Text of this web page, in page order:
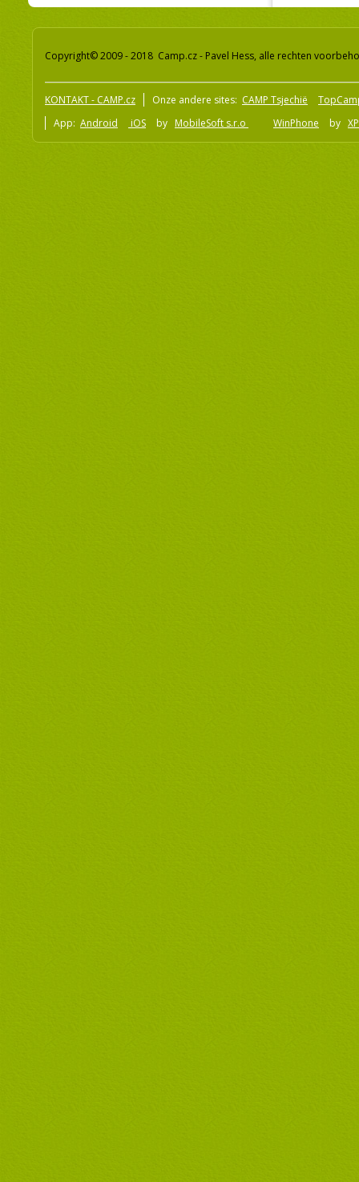
Copyright© 2009 - 2018 Camp.cz - Pavel Hess, alle rechten
KONTAKT - CAMP.cz Onze andere sites: CAMP Tsjechië
App: Android iOS by MobileSoft s.r.o WinPhone by